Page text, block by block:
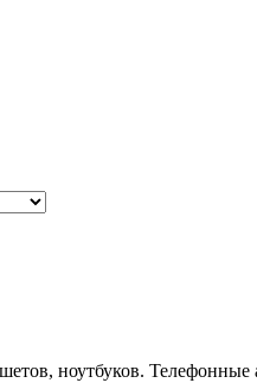
ноутбуков. Телефонные